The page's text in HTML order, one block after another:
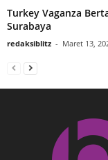
Turkey Vaganza
Surabaya
redaksiblitz - Maret 13,